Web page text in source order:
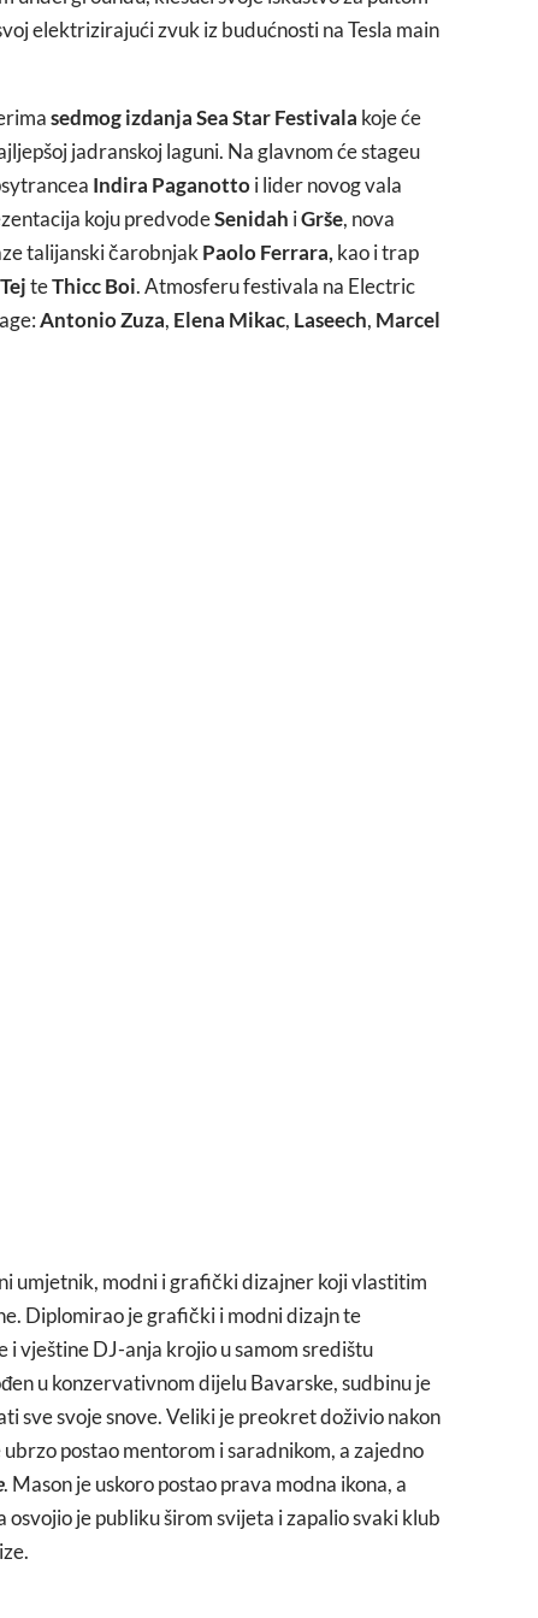
elektrizirajući zvuk iz budućnosti na Tesla main
sedmog izdanja Sea Star Festivala koje će
jadranskoj laguni. Na glavnom će stageu
Indira Paganottoi lider novog vala
koju predvodeSenidah iGrše, nova
talijanski čarobnjakPaolo Ferrara, kao i trap
teThicc Boi. Atmosferu festivala na Electric
Antonio Zuza, Elena Mikac, Laseech, Marcel
umjetnik, modni i grafički dizajner koji vlastitim
Diplomirao je grafički i modni dizajn te
i vještine DJ-anja krojio u samom središtu
u konzervativnom dijelu Bavarske, sudbinu je
sve svoje snove. Veliki je preokret doživio nakon
ubrzo postao mentorom i saradnikom, a zajedno
. Mason je uskoro postao prava modna ikona, a
je publiku širom svijeta i zapalio svaki klub